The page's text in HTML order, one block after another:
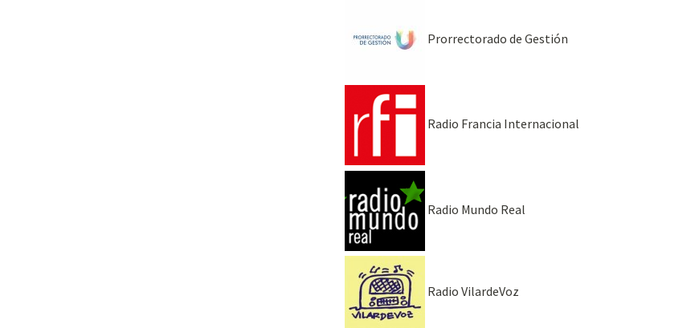
Prorrectorado de Gestión
Radio Francia Internacional
Radio Mundo Real
Radio VilardeVoz